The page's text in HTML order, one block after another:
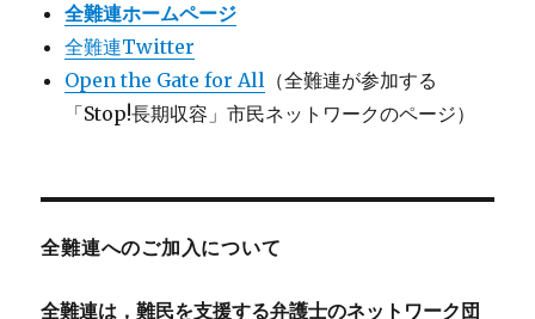
全難連ホームページ
全難連Twitter
Open the Gate for All （全難連が参加する
「Stop!長期収容」市民ネットワークのページ）
全難連へのご加入について
全難連は，難民を支援する弁護士のネットワーク団